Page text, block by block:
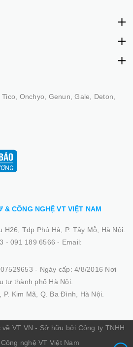
Onchyo, Genun, Gale, Deton,
& CÔNG NGHỆ VT VIỆT NAM
H26, Tdp Phú Hà, P. Tây Mỗ, Hà Nội.
- 091 189 6566 - Email:
- Ngày cấp: 4/8/2016 Nơi
tư thành phố Hà Nội.
P. Kim Mã, Q. Ba Đình, Hà Nội.
VT VN - Sở hữu bởi Công ty TNHH
nghệ VT Việt Nam